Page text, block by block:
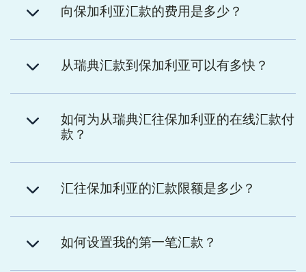
向保加利亚汇款的费用是多少？
从瑞典汇款到保加利亚可以有多快？
如何为从瑞典汇往保加利亚的在线汇款付
款？
汇往保加利亚的汇款限额是多少？
如何设置我的第一笔汇款？